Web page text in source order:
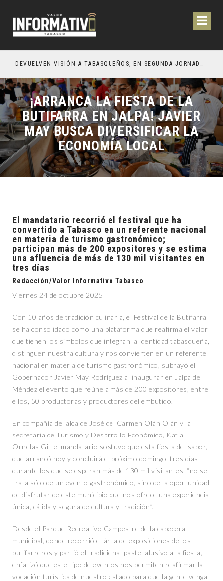
DEVUELVEN VISIÓN A TABASQUEÑOS, EN SEGUNDA JORNADA DE CIRUGÍA DE CATARATAS 2026
¡ARRANCA LA FIESTA DE LA
BUTIFARRA EN JALPA! JAVIER
MAY BUSCA DIVERSIFICAR LA
ECONOMÍA LOCAL
El mandatario recorrió el festival que ha
convertido a Tabasco en un referente nacional
en materia de turismo gastronómico;
participan más de 200 expositores y se estima
una afluencia de más de 130 mil visitantes en
tres días
Redacción/Valor Informativo Tabasco
Viernes 24 de octubre 2025
Con 10 años de tradición culinaria, el Festival de la Butifarra
se ha consolidado como una plataforma que reafirma el valor
que tienen los símbolos que integran la identidad tabasqueña,
distinguen nuestra cultura y nos convierten en un referente
nacional en materia de turismo gastronómico, subrayó el
Gobernador Javier May Rodríguez al inaugurar en Jalpa de
Méndez el evento que reúne a más de 200 expositores, entre
ellos, 50 productoras y productores del embutido.
En compañía del alcalde José del Carmen Olán Olán y la
secretaria de Turismo y Desarrollo Económico, Katia
Ornelas Gil, el mandatario sostuvo que esta fiesta del sabor,
que arrancó hoy y concluirá el próximo domingo, tres días
durante los que se esperan más de 130 mil visitantes, “no se
trata sólo de un evento gastronómico, sino de la oportunidad
de disfrutar de este municipio que nos ofrece una experiencia
única, cálida y segura de cultura y tradición”.
Desde el Parque Recreativo Campestre de la cabecera
municipal, donde recorrió el área de exposiciones de los
butifarreros y partió el tradicional pastel alusivo a la fiesta,
enfatizó que este tipo de eventos nos permiten reafirmar la
vocación turística de nuestro estado para que la gente venga